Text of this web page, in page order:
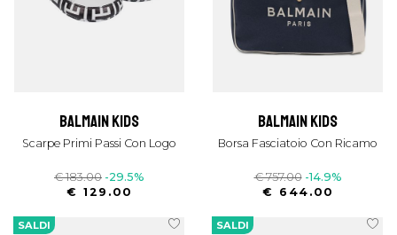
balmain kids
Scarpe Primi Passi Con Logo
€ 183.00 -29.5%
€ 129.00
balmain kids
Borsa Fasciatoio Con Ricamo
€ 757.00 -14.9%
€ 644.00
SALDI SALDI